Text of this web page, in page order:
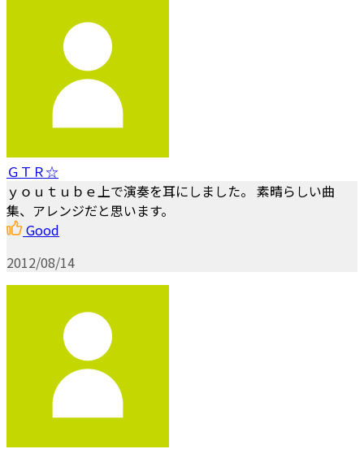
ＧＴＲ☆
ｙｏｕｔｕｂｅ上で演奏を耳にしました。 素晴らしい曲
集、アレンジだと思います。
Good
2012/08/14